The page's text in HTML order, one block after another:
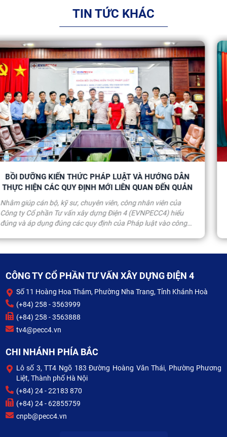
TIN TỨC KHÁC
CÔNG TY CỔ PHẦN TƯ VẤN XÂY DỰNG ĐIỆN 4 RA
MÔ HÌNH “DOANH NGHIỆP KHÔNG MA TÚY”
Ngày 31/7/2026, tại Hội trường Trụ sở chính 11 Hoàng Hoa
Thám, Phường Nha Trang (Tỉnh Khánh Hòa), Công ty Cổ
Tư vấn xây dựng Điện 4 (EVNPECC4) phối hợp cùng Phòng
ninh kinh tế - Công an tỉnh Khánh Hòa tổ chức Lễ ra mắt mô
hình “Doanh nghiệp không ma túy”. Sự kiện góp phần chủ
động nâng cao nhận thức, trách nhiệm của cán bộ, công
phòng, chống ma túy, qua đó tiếp tục xây dựng môi trường
CÔNG TY CỔ PHẦN TƯ VẤN XÂY DỰNG ĐIỆN 4
Số 11 Hoàng Hoa Thám, Phường Nha Trang, Tỉnh Khánh Hoà
(+84) 258 - 3563999
(+84) 258 - 3563888
tv4@pecc4.vn
CHI NHÁNH PHÍA BẮC
Lô số 3, TT4 Ngõ 183 Đường Hoàng Văn Thái, Phường Phương
Liệt, Thành phố Hà Nội
(+84) 24 - 22183 870
(+84) 24 - 62855759
cnpb@pecc4.vn